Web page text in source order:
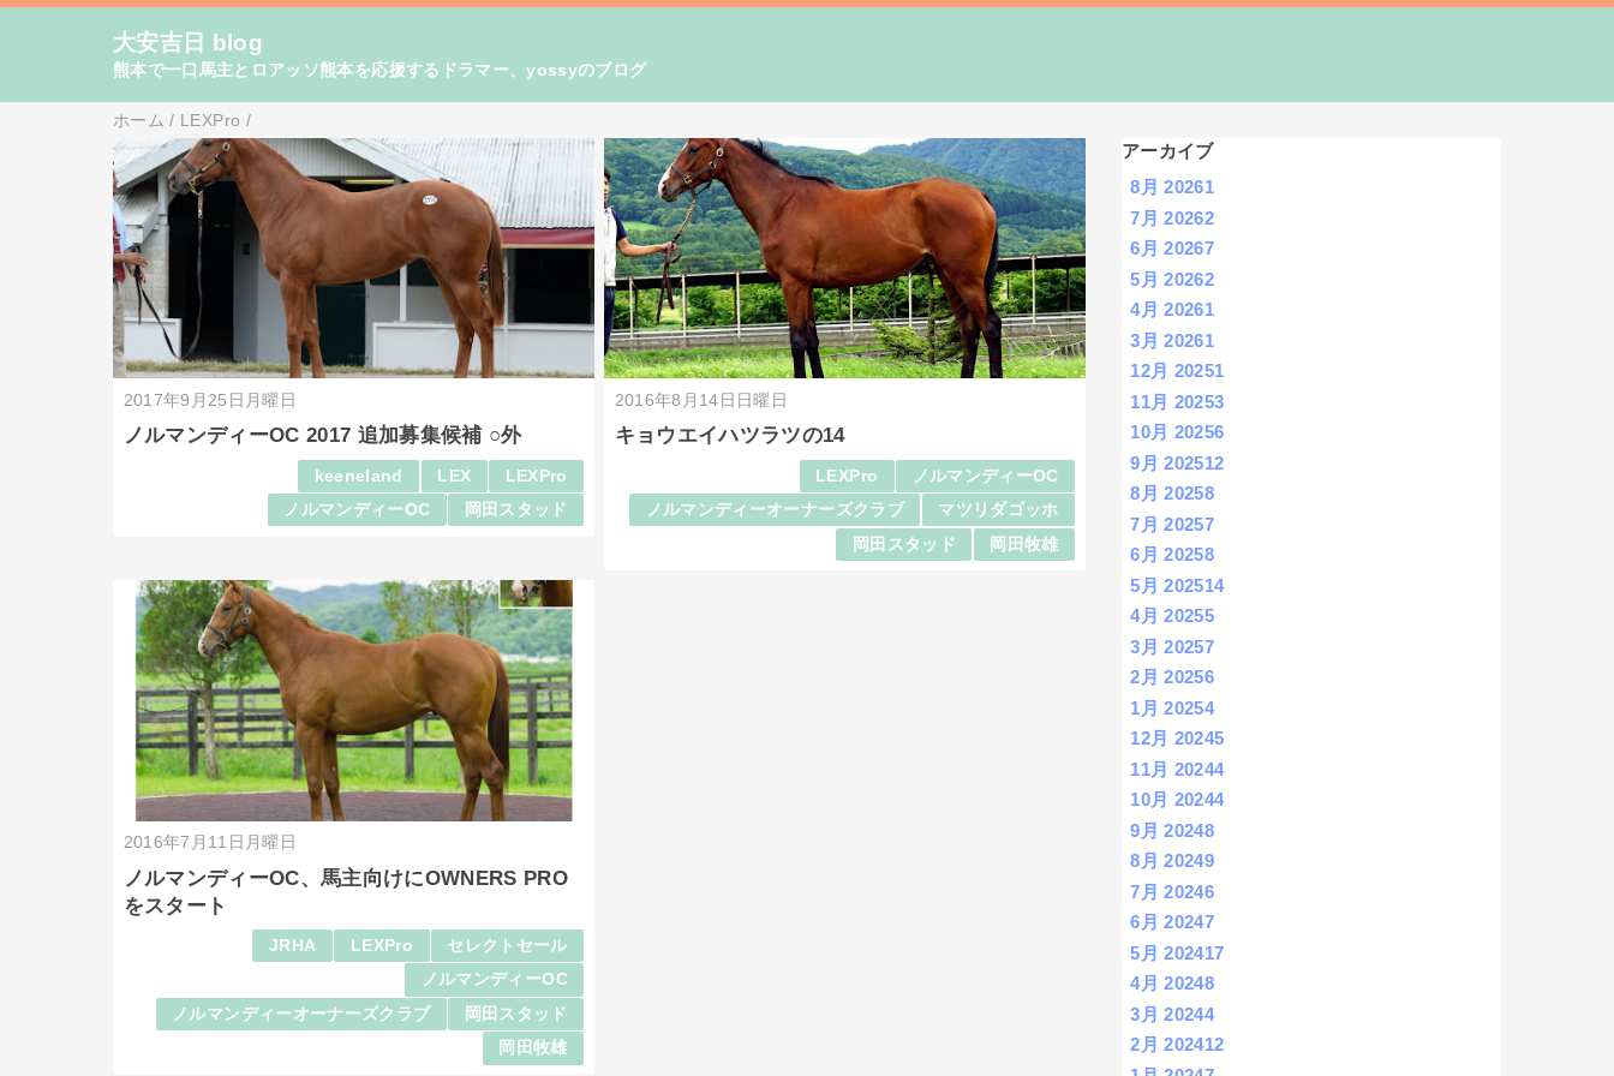
大安吉日 blog
熊本で一口馬主とロアッソ熊本を応援するドラマー、yossyのブログ
ホーム / LEXPro /
2017年9月25日月曜日
ノルマンディーOC 2017 追加募集候補 ○外
keeneland LEX
LEXPro
ノルマンディーOC
岡田スタッド
2016年8月14日日曜日
キョウエイハツラツの14
LEXPro
ノルマンディーOC
ノルマンディーオーナーズクラブ
マツリダゴッホ
岡田スタッド
岡田牧雄
2016年7月11日月曜日
ノルマンディーOC、馬主向けにOWNERS PRO
をスタート
JRHA LEXPro
セレクトセール
ノルマンディーOC
ノルマンディーオーナーズクラブ
岡田スタッド
岡田牧雄
アーカイブ
8月 20261
7月 20262
6月 20267
5月 20262
4月 20261
3月 20261
12月 20251
11月 20253
10月 20256
9月 202512
8月 20258
7月 20257
6月 20258
5月 202514
4月 20255
3月 20257
2月 20256
1月 20254
12月 20245
11月 20244
10月 20244
9月 20248
8月 20249
7月 20246
6月 20247
5月 202417
4月 20248
3月 20244
2月 202412